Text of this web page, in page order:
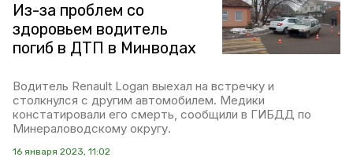
Из-за проблем со
здоровьем водитель
погиб в ДТП в Минводах
Водитель Renault Logan выехал на встречку и
столкнулся с другим автомобилем. Медики
констатировали его смерть, сообщили в ГИБДД по
Минераловодскому округу.
16 января 2023, 11:02